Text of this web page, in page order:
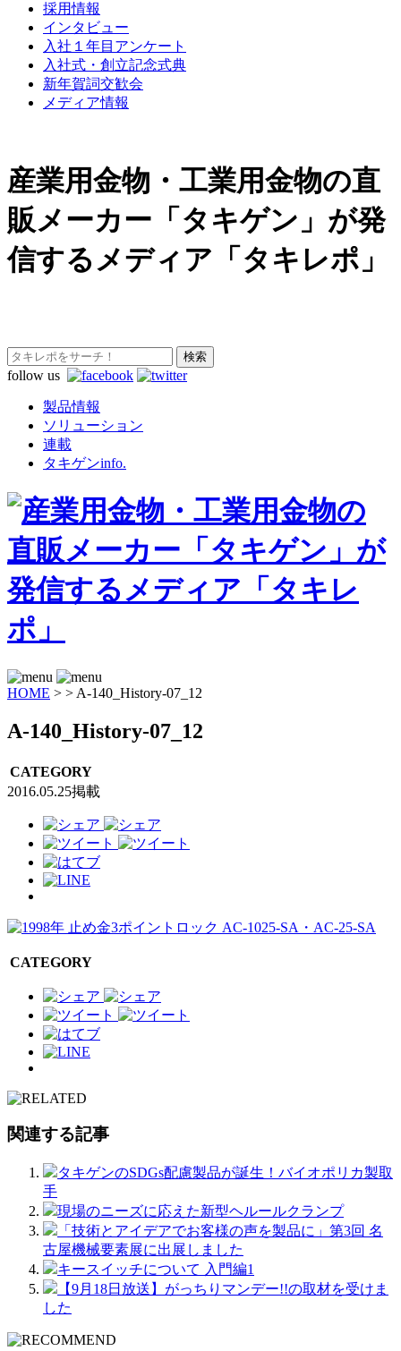
採用情報
インタビュー
入社１年目アンケート
入社式・創立記念式典
新年賀詞交歓会
メディア情報
産業用金物・工業用金物の直
販メーカー「タキゲン」が発
信するメディア「タキレポ」
follow us
製品情報
ソリューション
連載
タキゲンinfo.
HOME > > A-140_History-07_12
A-140_History-07_12
CATEGORY
2016.05.25掲載
CATEGORY
関連する記事
タキゲンのSDGs配慮製品が誕生！バイオポリカ製取
手
現場のニーズに応えた新型ヘルールクランプ
「技術とアイデアでお客様の声を製品に」第3回 名
古屋機械要素展に出展しました
キースイッチについて 入門編1
【9月18日放送】がっちりマンデー!!の取材を受けま
した